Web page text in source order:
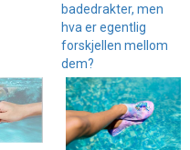
badedrakter, men
hva er egentlig
forskjellen mellom
dem?